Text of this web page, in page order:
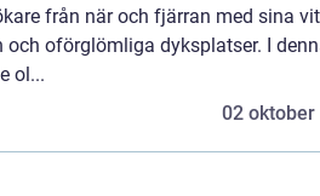
från när och fjärran med sina
oförglömliga dyksplatser. I
ol...
02 oktober